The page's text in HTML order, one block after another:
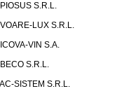
S.R.L.
LUX S.R.L.
VIN S.A.
S.R.L.
SISTEM S.R.L.